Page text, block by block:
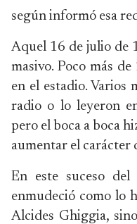
según informó esa
Aquel 16 de julio de
masivo. Poco más
en el estadio. Varios
radio o lo leyeron
pero el boca a boca
aumentar el carácter
En este suceso
enmudeció como lo
Alcides Ghiggia,